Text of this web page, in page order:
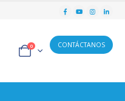
0 CONTÁCTANOS